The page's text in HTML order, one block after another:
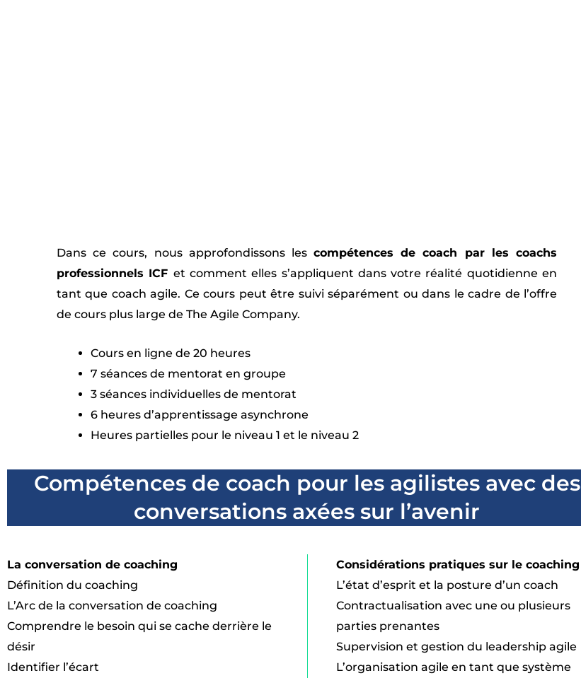
Dans ce cours, nous approfondissons lescompétences de coach par les coachs
professionnels ICF et comment elles s’appliquent dans votre réalité quotidienne en
tant que coach agile. Ce cours peut être suivi séparément ou dans le cadre de l’offre
de cours plus large de The Agile Company.
Cours en ligne de 20 heures
7 séances de mentorat en groupe
3 séances individuelles de mentorat
6 heures d’apprentissage asynchrone
Heures partielles pour le niveau 1 et le niveau 2
Compétences de coach pour les agilistes avec des
conversations axées sur l’avenir
La conversation de coaching
Définition du coaching
L’Arc de la conversation de coaching
Comprendre le besoin qui se cache derrière le
désir
Identifier l’écart
Considérations pratiques sur le coaching
L’état d’esprit et la posture d’un coach
Contractualisation avec une ou plusieurs
parties prenantes
Supervision et gestion du leadership agile
L’organisation agile en tant que système